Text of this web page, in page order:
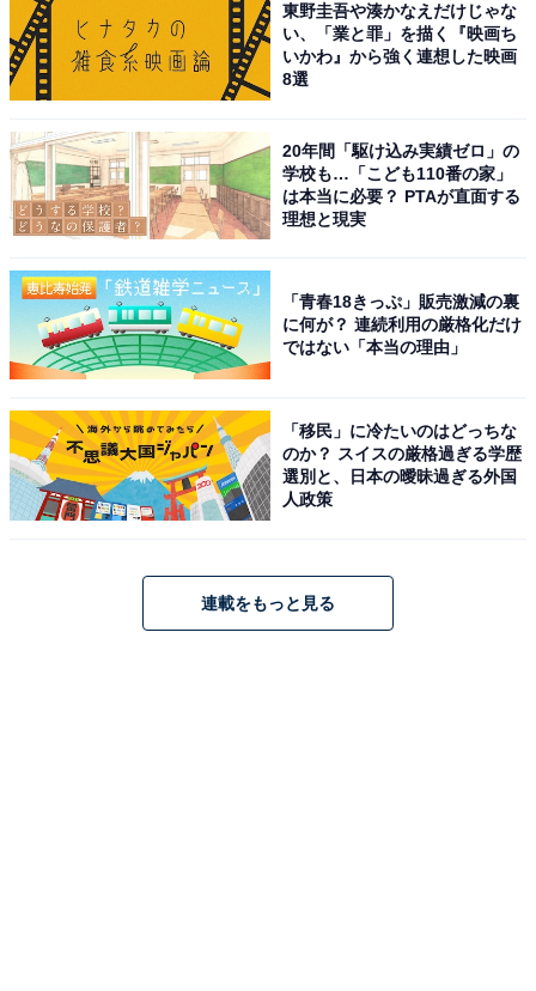
TOGEN 黒部 宇奈月温泉（画像：「TOGEN 黒部 宇奈月温泉」公式Webサ
イトより）
「TOGEN 黒部 宇奈月温泉」は、黒部峡谷の美しい景色
を望む絶好のロケーションに位置する温泉宿です。お風
呂や食事、客室など、日頃の疲れを癒やして贅沢な時間
湾』から漁れる新鮮な魚料理や、富山のブランド牛「と
やま酒粕和牛」を味わえるすき焼きやしゃぶしゃぶ料理
東野圭吾や湊かなえだけじゃな
い、「業と罪」を描く『映画ち
いかわ』から強く連想した映画
8選
20年間「駆け込み実績ゼロ」の
学校も…「こども110番の家」
は本当に必要？ PTAが直面する
理想と現実
「青春18きっぷ」販売激減の裏
に何が？ 連続利用の厳格化だけ
ではない「本当の理由」
「移民」に冷たいのはどっちな
のか？ スイスの厳格過ぎる学歴
選別と、日本の曖昧過ぎる外国
人政策
連載をもっと見る